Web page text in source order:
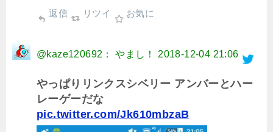
返信 リツイ お気に
@kaze120692： やまし！ 2018-12-04 21:06
やっぱりリンクスシベリー アンバーとハー
レーゲーだな
pic.twitter.com/Jk610mbzaB